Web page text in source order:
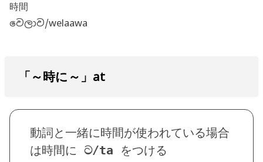
時間
වෙලාව/welaawa
「～時に～」at
動詞と一緒に時間が使われている場合
は時間に ට/ta をつける